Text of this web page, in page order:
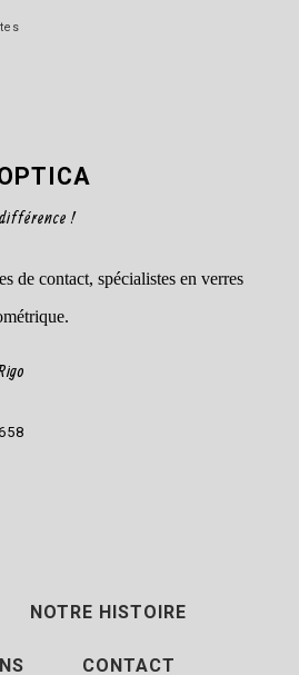
!
de contact, spécialistes en verres
NOTRE HISTOIRE
CONTACT